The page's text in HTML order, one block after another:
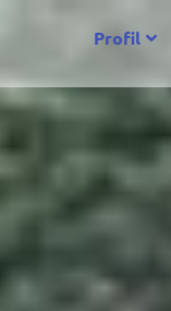
Profil